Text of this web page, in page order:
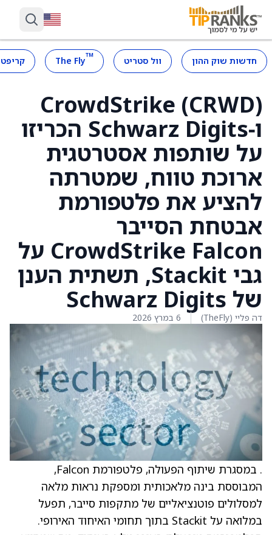
חדשות שוק ההון וול סטריט ™
The Fly
CrowdStrike (CRWD)
ו‑Schwarz Digits הכריזו
על שותפות אסטרטגית
ארוכת טווח, שמטרתה
להציע את פלטפורמת
אבטחת הסייבר
CrowdStrike Falcon על
גבי Stackit, תשתית הענן
של Schwarz Digits
דה פליי (TheFly) 6 במרץ 2026
. במסגרת שיתוף הפעולה, פלטפורמת Falcon,
המבוססת בינה מלאכותית ומספקת נראות מלאה
למסלולים פוטנציאליים של מתקפות סייבר, תפעל
במלואה על Stackit בתוך תחומי האיחוד האירופי.